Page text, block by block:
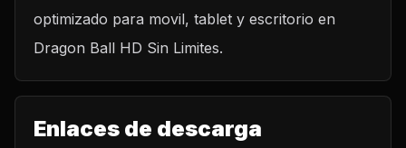
optimizado para movil, tablet y escritorio en
Dragon Ball HD Sin Limites.
Enlaces de descarga